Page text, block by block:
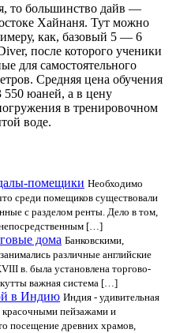
то большинство дайв —
Хайнаня. Тут можно
как, базовый 5 — 6
после которого ученики
для самостоятельного
Средняя цена обучения
550 юаней, а в цену
в тренировочном
воде.
помещики Необходимо
среди помещиков существовали
с разделом ренты. Дело в том,
[…]
дома Банковскими,
различные английские
в. была установлена торгово-
важная система […]
в Индию Индия - удивительная
красочными пейзажами и
посещение древних храмов,